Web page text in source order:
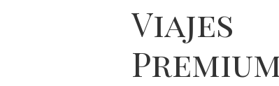
Viajes